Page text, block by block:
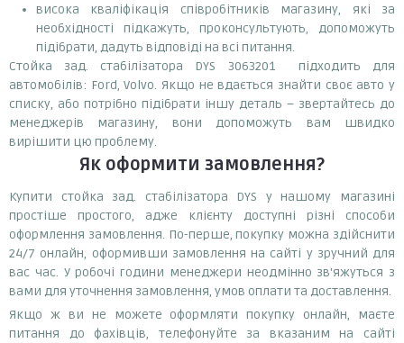
висока кваліфікація співробітників магазину, які за
необхідності підкажуть, проконсультують, допоможуть
підібрати, дадуть відповіді на всі питання.
Стойка зад. стабілізатора DYS 3063201 підходить для
автомобілів: Ford, Volvo. Якщо не вдається знайти своє авто у
списку, або потрібно підібрати іншу деталь – звертайтесь до
менеджерів магазину, вони допоможуть вам швидко
вирішити цю проблему.
Як оформити замовлення?
Купити стойка зад. стабілізатора DYS у нашому магазині
простіше простого, адже клієнту доступні різні способи
оформлення замовлення. По-перше, покупку можна здійснити
24/7 онлайн, оформивши замовлення на сайті у зручний для
вас час. У робочі години менеджери неодмінно зв'яжуться з
вами для уточнення замовлення, умов оплати та доставлення.
Якщо ж ви не можете оформляти покупку онлайн, маєте
питання до фахівців, телефонуйте за вказаним на сайті